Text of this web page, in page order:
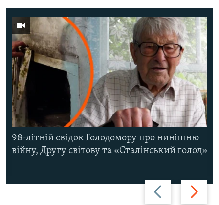
Назад Вперед
98-літній свідок Голодомору про нинішню
війну, Другу світову та «Сталінський голод»